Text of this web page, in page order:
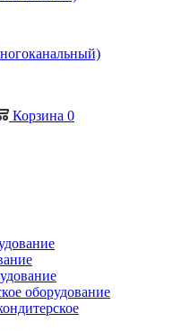
Корзина 0
оборудование